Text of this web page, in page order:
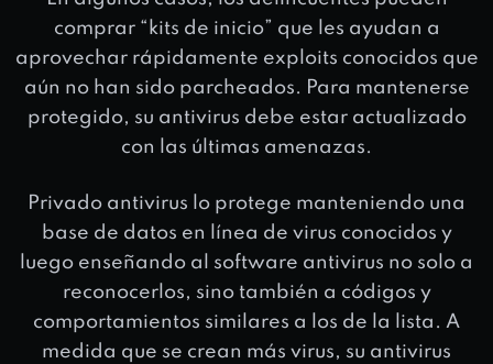
comprar “kits de inicio” que les ayudan a
aprovechar rápidamente exploits conocidos que
aún no han sido parcheados. Para mantenerse
protegido, su antivirus debe estar actualizado
con las últimas amenazas.
Privado antivirus lo protege manteniendo una
base de datos en línea de virus conocidos y
luego enseñando al software antivirus no solo a
reconocerlos, sino también a códigos y
comportamientos similares a los de la lista. A
medida que se crean más virus, su antivirus